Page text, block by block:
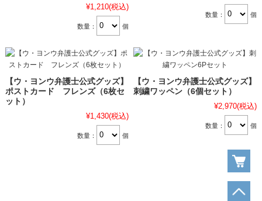
¥1,210(税込)
数量： 個
数量： 個
【ウ・ヨンウ弁護士公式グッズ】
ポストカード フレンズ（6枚セ
ット）
¥1,430(税込)
数量： 個
【ウ・ヨンウ弁護士公式グッズ】
刺繍ワッペン（6個セット）
¥2,970(税込)
数量： 個